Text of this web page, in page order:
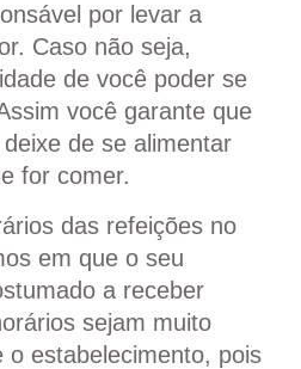
por levar a
Caso não seja,
de você poder se
você garante que
de se alimentar
for comer.
das refeições no
em que o seu
a receber
sejam muito
o estabelecimento, pois